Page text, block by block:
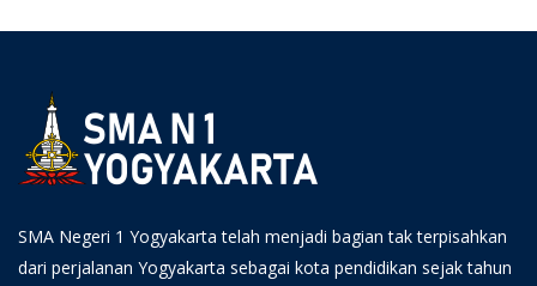
SMA Negeri 1 Yogyakarta telah menjadi bagian tak terpisahkan
dari perjalanan Yogyakarta sebagai kota pendidikan sejak tahun